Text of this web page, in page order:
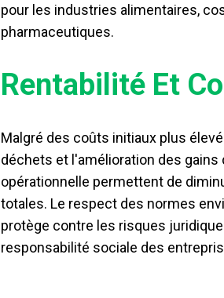
pour les industries alimentaires,
pharmaceutiques.
Rentabilité Et
Malgré des coûts initiaux plus
déchets et l'amélioration des gains
opérationnelle permettent de
totales. Le respect des normes
protège contre les risques
responsabilité sociale des